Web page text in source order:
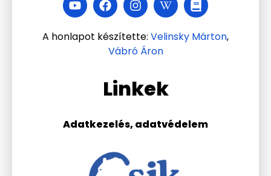
Linkek
Adatkezelés, adatvédelem
A honlapot készítette: Velinsky Márton,
Vábró Áron